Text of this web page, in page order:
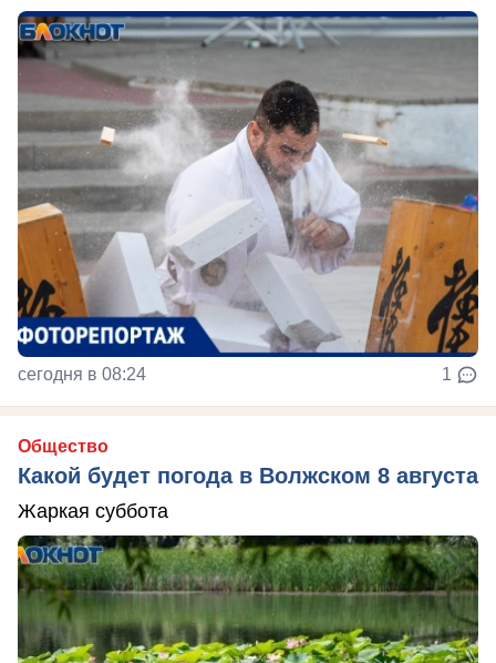
сегодня в 08:24 1
Общество
Какой будет погода в Волжском 8 августа
Жаркая суббота